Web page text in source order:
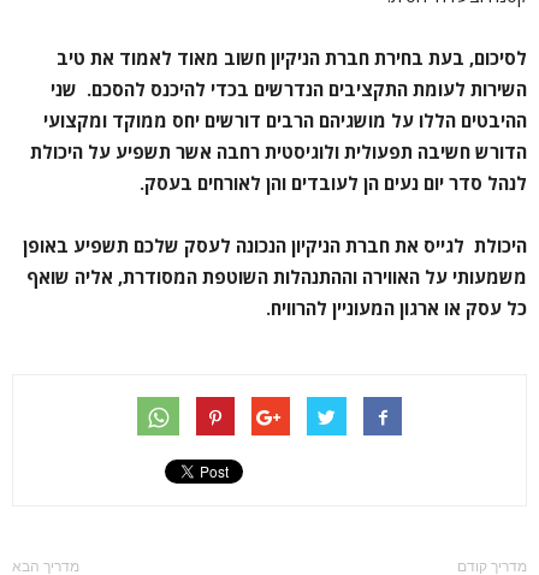
לסיכום, בעת בחירת חברת הניקיון חשוב מאוד לאמוד את טיב
השירות לעומת התקציבים הנדרשים בכדי להיכנס להסכם. שני
ההיבטים הללו על מושגיהם הרבים דורשים יחס ממוקד ומקצועי
הדורש חשיבה תפעולית ולוגיסטית רחבה אשר תשפיע על היכולת
לנהל סדר יום נעים הן לעובדים והן לאורחים בעסק.
היכולת לגייס את חברת הניקיון הנכונה לעסק שלכם תשפיע באופן
משמעותי על האווירה וההתנהלות השוטפת המסודרת, אליה שואף
כל עסק או ארגון המעוניין להרוויח.
מדריך קודם מדריך הבא